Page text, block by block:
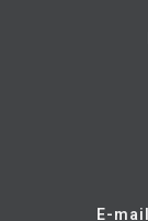
E-mail